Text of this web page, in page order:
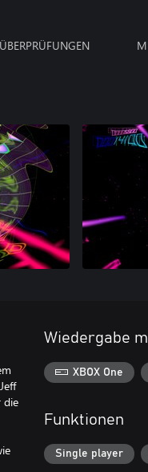
ÜBERPRÜFUNGEN
die
Wiedergabe
XBOX One
Funktionen
Single player